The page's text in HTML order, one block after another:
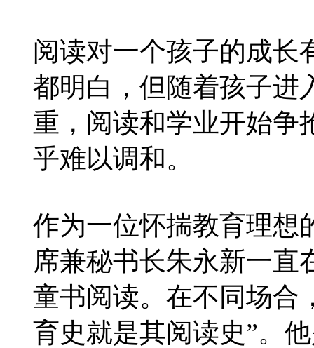
阅读对一个孩子的成长
都明白，但随着孩子进
重，阅读和学业开始争
乎难以调和。
作为一位怀揣教育理想
席兼秘书长朱永新一直
童书阅读。在不同场合
育史就是其阅读史”。